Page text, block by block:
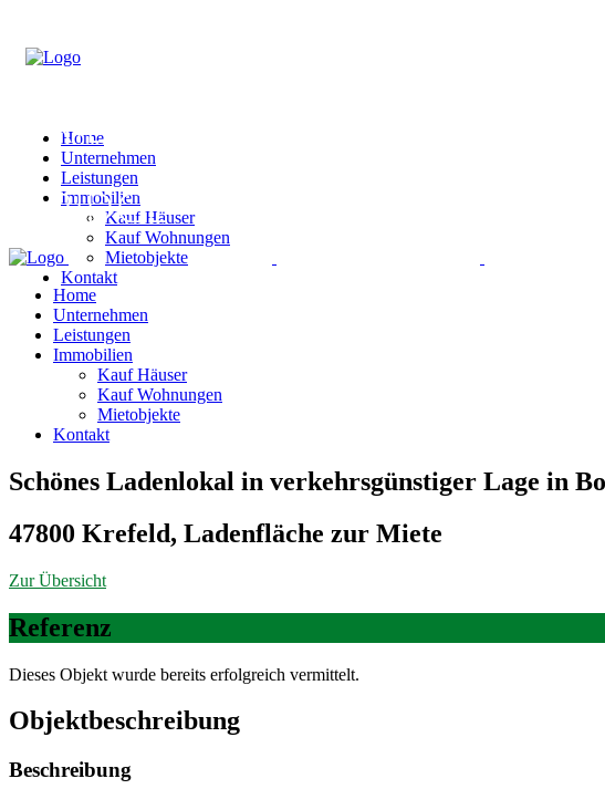
Home
Unternehmen
Leistungen
Immobilien
Kauf Häuser
Kauf Wohnungen
Mietobjekte
Kontakt
Home
Unternehmen
Leistungen
Immobilien
Kauf Häuser
Kauf Wohnungen
Mietobjekte
Kontakt
Schönes Ladenlokal in verkehrsgünstiger Lage in
47800 Krefeld, Ladenfläche zur Miete
Zur Übersicht
Referenz
Dieses Objekt wurde bereits erfolgreich vermittelt.
Objekt­beschreibung
Beschreibung